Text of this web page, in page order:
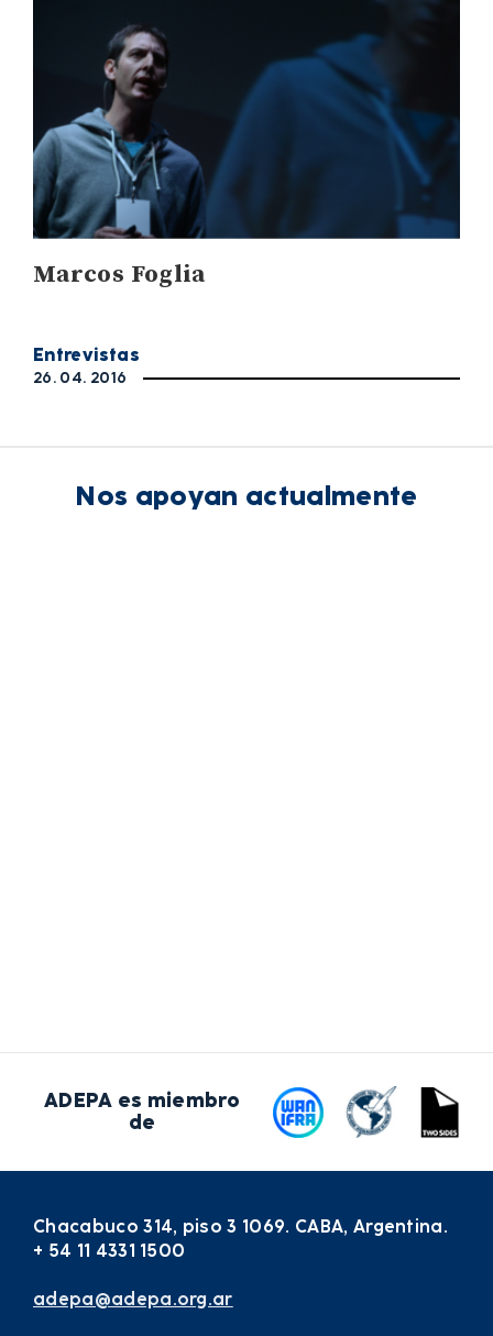
Marcos Foglia
Entrevistas
26. 04. 2016
Nos apoyan actualmente
ADEPA es miembro
de
Chacabuco 314, piso 3 1069. CABA, Argentina.
+ 54 11 4331 1500
adepa@adepa.org.ar